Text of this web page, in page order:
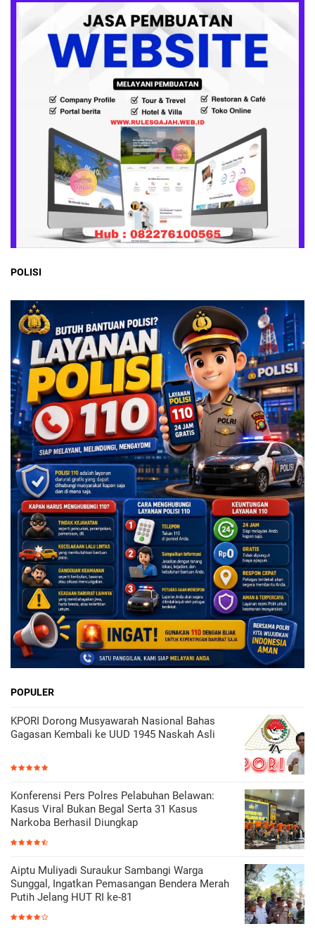
POLISI
POPULER
KPORI Dorong Musyawarah Nasional Bahas
Gagasan Kembali ke UUD 1945 Naskah Asli
Konferensi Pers Polres Pelabuhan Belawan:
Kasus Viral Bukan Begal Serta 31 Kasus
Narkoba Berhasil Diungkap
Aiptu Muliyadi Suraukur Sambangi Warga
Sunggal, Ingatkan Pemasangan Bendera Merah
Putih Jelang HUT RI ke-81